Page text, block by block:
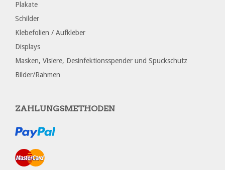
Plakate
Schilder
Klebefolien / Aufkleber
Displays
Masken, Visiere, Desinfektionsspender und Spuckschutz
Bilder/Rahmen
ZAHLUNGSMETHODEN